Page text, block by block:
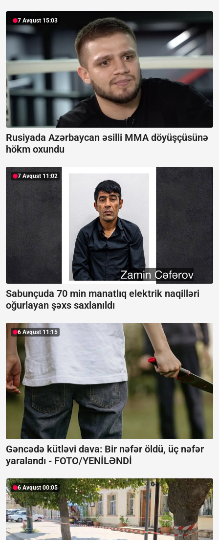
7 Avqust 15:03
Rusiyada Azərbaycan əsilli MMA döyüşçüsünə
hökm oxundu
7 Avqust 11:02
Sabunçuda 70 min manatlıq elektrik naqilləri
oğurlayan şəxs saxlanıldı
6 Avqust 11:15
Gəncədə kütləvi dava: Bir nəfər öldü, üç nəfər
yaralandı - FOTO/YENİLƏNDİ
6 Avqust 00:05